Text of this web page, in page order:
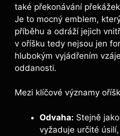
také překonávání
Je to mocný emblem,
příběhu a odráží jejich
v oříšku tedy nejsou jen
hlubokým vyjádřením
oddanosti.
Mezi klíčové významy
Odvaha: Stejně
vyžaduje určité